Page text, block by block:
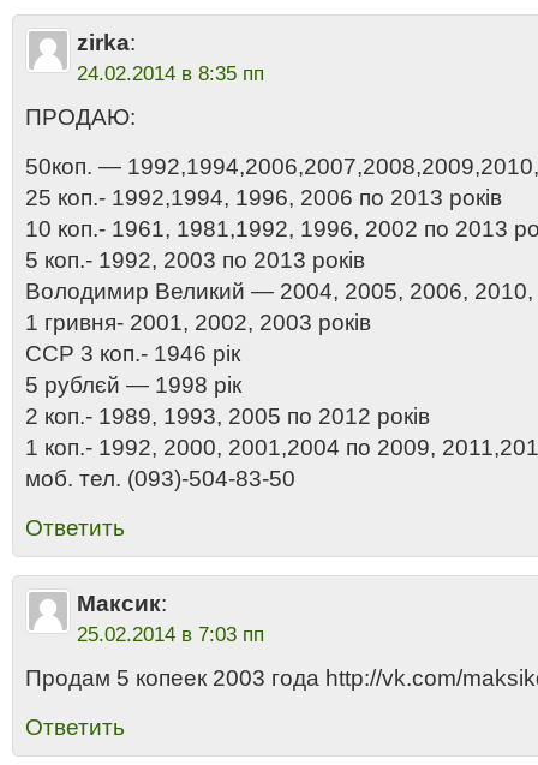
zirka:
24.02.2014 в 8:35 пп
ПРОДАЮ:
50коп. —
25 коп.- 1992,1994, 1996, 2006 по 2013 років
10 коп.- 1961, 1981,1992, 1996, 2002 по 2013
5 коп.- 1992, 2003 по 2013 років
Володимир Великий — 2004, 2005, 2006, 2010,
1 гривня- 2001, 2002, 2003 років
ССР 3 коп.- 1946 рік
5 рублєй — 1998 рік
2 коп.- 1989, 1993, 2005 по 2012 років
1 коп.- 1992, 2000, 2001,2004 по 2009,
моб. тел. (093)-504-83-50
Ответить
Максик:
25.02.2014 в 7:03 пп
Продам 5 копеек 2003 года http://vk.com/
Ответить